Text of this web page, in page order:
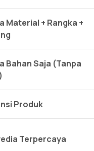
Material + Rangka +
Bahan Saja (Tanpa
Produk
Terpercaya